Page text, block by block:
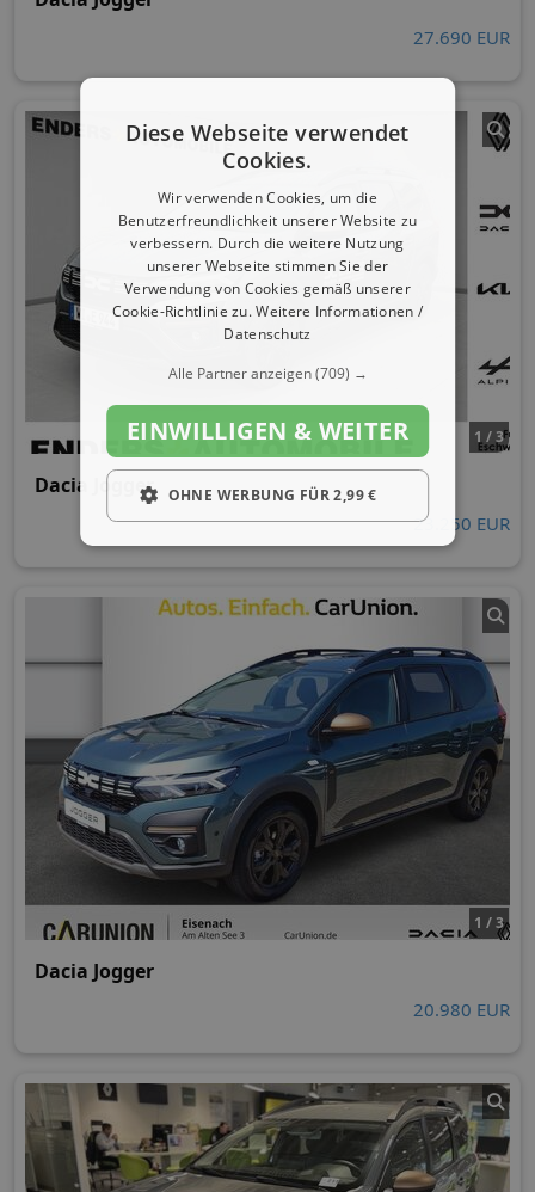
27.690 EUR
1 / 3
Dacia Jogger
23.250 EUR
1 / 3
Dacia Jogger
20.980 EUR
Diese Webseite verwendet
Cookies.
Wir verwenden Cookies, um die
Benutzerfreundlichkeit unserer Website zu
verbessern. Durch die weitere Nutzung
unserer Webseite stimmen Sie der
Verwendung von Cookies gemäß unserer
Cookie-Richtlinie zu.Weitere Informationen /
Datenschutz
Alle Partner anzeigen(709) →
EINWILLIGEN & WEITER
OHNE WERBUNG FÜR 2,99 €